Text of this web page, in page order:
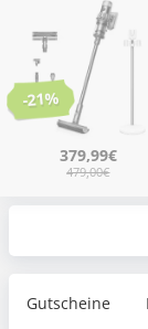
-21%
379,99€
479,00€
Gutscheine